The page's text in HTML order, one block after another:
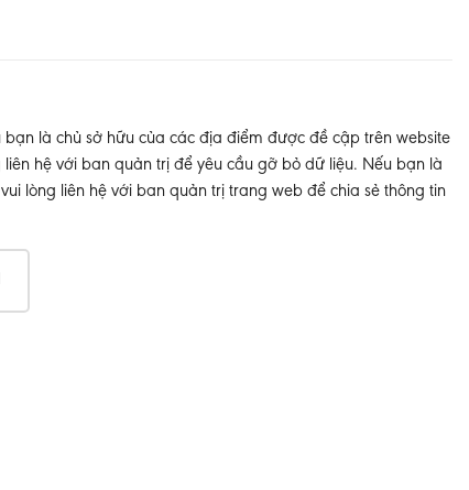
là chủ sở hữu của các địa điểm được đề cập trên website
hệ với ban quản trị để yêu cầu gỡ bỏ dữ liệu. Nếu bạn là
lòng liên hệ với ban quản trị trang web để chia sẻ thông tin